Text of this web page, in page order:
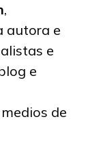
,
autora e
e
e
de